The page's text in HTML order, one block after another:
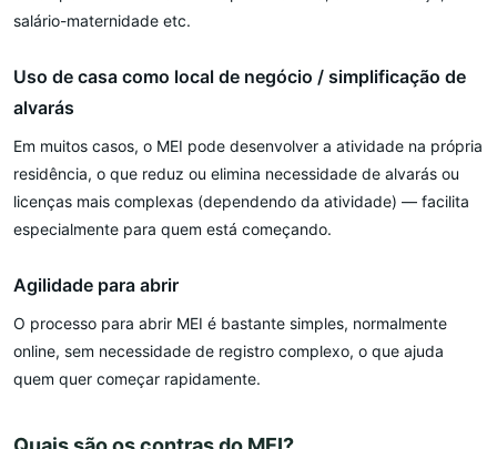
salário-maternidade etc.
Uso de casa como local de negócio / simplificação de
alvarás
Em muitos casos, o MEI pode desenvolver a atividade na própria
residência, o que reduz ou elimina necessidade de alvarás ou
licenças mais complexas (dependendo da atividade) — facilita
especialmente para quem está começando.
Agilidade para abrir
O processo para abrir MEI é bastante simples, normalmente
online, sem necessidade de registro complexo, o que ajuda
quem quer começar rapidamente.